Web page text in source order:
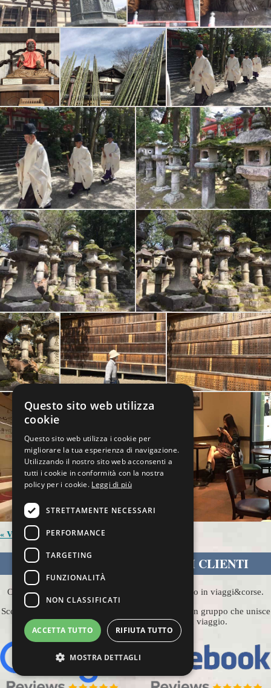
« Vai alla scheda del viaggio
COSA NE PENSANO I NOSTRI CLIENTI
Ovunque Running è un tour operator specializzato in viaggi&corse.
Scegliere Ovunque Running significa far parte di un gruppo che unisce
passione per la corsa all'emozione di un viaggio.
Questo sito web utilizza
cookie
Questo sito web utilizza i cookie per
migliorare la tua esperienza di navigazione.
Utilizzando il nostro sito web acconsenti a
tutti i cookie in conformità con la nostra
policy per i cookie. Leggi di più
STRETTAMENTE NECESSARI
PERFORMANCE
TARGETING
FUNZIONALITÀ
NON CLASSIFICATI
ACCETTA TUTTO RIFIUTA TUTTO
MOSTRA DETTAGLI